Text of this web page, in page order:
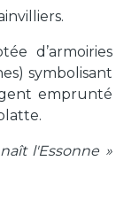
d’armoiries
symbolisant
emprunté
l'Essonne »